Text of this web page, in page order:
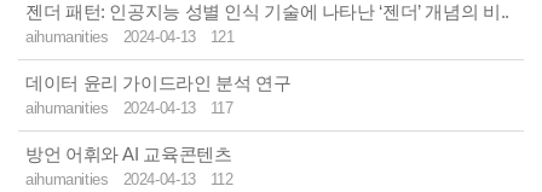
젠더 패턴: 인공지능 성별 인식 기술에 나타난 ‘젠더’ 개념의 비..
aihumanities 2024-04-13 121
데이터 윤리 가이드라인 분석 연구
aihumanities 2024-04-13 117
방언 어휘와 AI 교육콘텐츠
aihumanities 2024-04-13 112